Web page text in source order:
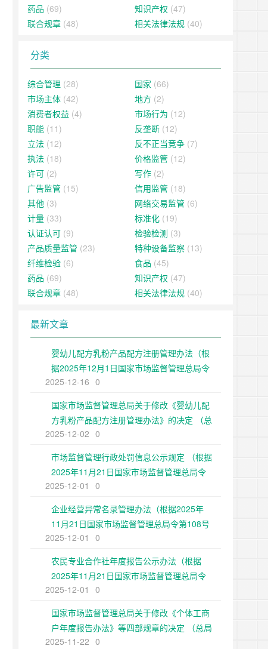
药品 (69) 知识产权 (47)
联合规章 (48) 相关法律法规 (40)
分类
综合管理 (28) 国家 (66)
市场主体 (42) 地方 (2)
消费者权益 (4) 市场行为 (12)
职能 (11) 反垄断 (12)
立法 (12) 反不正当竞争 (7)
执法 (18) 价格监管 (12)
许可 (2) 写作 (2)
广告监管 (15) 信用监管 (18)
其他 (3) 网络交易监管 (6)
计量 (33) 标准化 (19)
认证认可 (9) 检验检测 (3)
产品质量监管 (23) 特种设备监察 (13)
纤维检验 (6) 食品 (45)
药品 (69) 知识产权 (47)
联合规章 (48) 相关法律法规 (40)
最新文章
婴幼儿配方乳粉产品配方注册管理办法（根
据2025年12月1日国家市场监督管理总局令
第109号修正）
2025-12-16 0
国家市场监督管理总局关于修改《婴幼儿配
方乳粉产品配方注册管理办法》的决定 （总
局令第109号公布 自公布之日起施行）
2025-12-02 0
市场监督管理行政处罚信息公示规定 （根据
2025年11月21日国家市场监督管理总局令
第108号第二次修正）
2025-12-01
0
企业经营异常名录管理办法（根据2025年
11月21日国家市场监督管理总局令第108号
第二次修正）
2025-12-01
0
农民专业合作社年度报告公示办法（根据
2025年11月21日国家市场监督管理总局令
第108号第二次修正）
2025-12-01
0
国家市场监督管理总局关于修改《个体工商
户年度报告办法》等四部规章的决定 （总局
令第108号公布 自2025年12月25日起施
2025-11-22 0